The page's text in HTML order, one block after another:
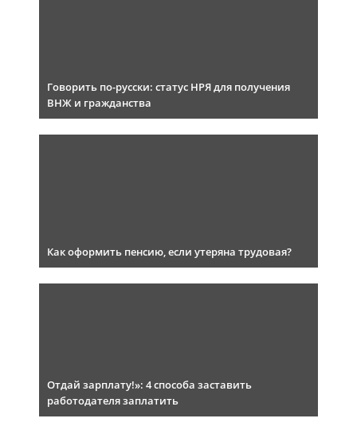
Говорить по-русски: статус НРЯ для получения
ВНЖ и гражданства
Как оформить пенсию, если утеряна трудовая?
Отдай зарплату!»: 4 способа заставить
работодателя заплатить